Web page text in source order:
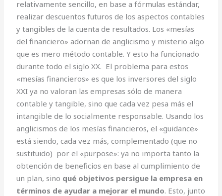
relativamente sencillo, en base a fórmulas estándar,
realizar descuentos futuros de los aspectos contables
y tangibles de la cuenta de resultados. Los «mesías
del financiero» adornan de anglicismo y misterio algo
que es mero método contable. Y esto ha funcionado
durante todo el siglo XX. El problema para estos
«mesías financieros» es que los inversores del siglo
XXI ya no valoran las empresas sólo de manera
contable y tangible, sino que cada vez pesa más el
intangible de lo socialmente responsable. Usando los
anglicismos de los mesías financieros, el «guidance»
está siendo, cada vez más, complementado (que no
sustituido) por el «purpose»: ya no importa tanto la
obtención de beneficios en base al cumplimiento de
un plan, sino qué objetivos persigue la empresa en
términos de ayudar a mejorar el mundo. Esto, junto